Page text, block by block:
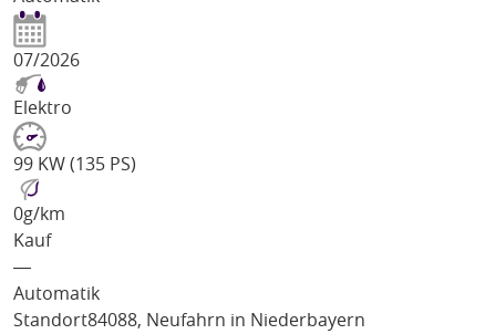
07/2026
Elektro
99 KW (135 PS)
0g/km
Kauf
―
Automatik
Standort84088, Neufahrn in Niederbayern